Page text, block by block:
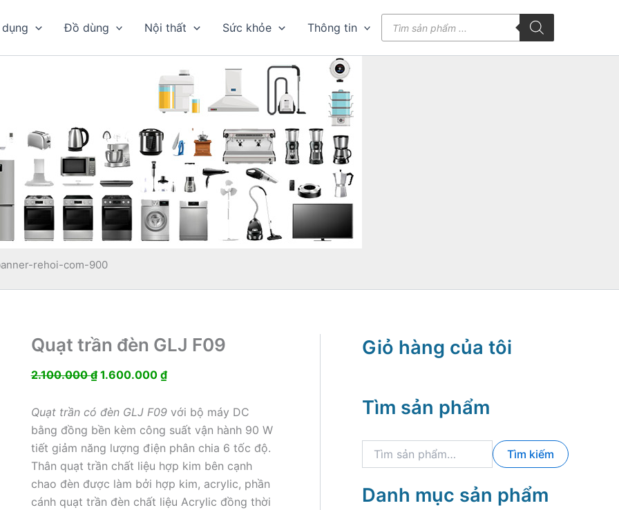
Đồ dùng Nội thất Sức khỏe Thông tin
kiếm
rehoi-com-900
Quạt trần đèn GLJ F09
2.100.000₫ Giá
là:
2.100.000 ₫.
1.600.000 ₫Giá
tại
là:
1.600.000 ₫.
Quạt trần có đèn GLJ F09với bộ máy DC
bằng đồng bền kèm công suất vận hành 90 W
tiết giảm năng lượng điện phân chia 6 tốc độ.
Thân quạt trần chất liệu hợp kim bên cạnh
chao đèn được làm bởi hợp kim, acrylic, phần
cánh quạt trần đèn chất liệu Acrylic đồng thời
Giỏ hàng của tôi
Tìm sản phẩm
k
Tìm kiếm
Danh mục sản phẩm